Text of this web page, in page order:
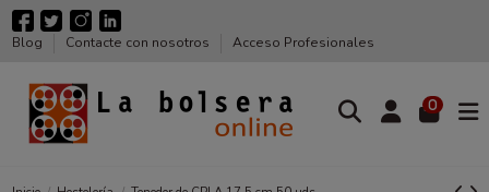
Blog Contacte con nosotros Acceso Profesionales
0